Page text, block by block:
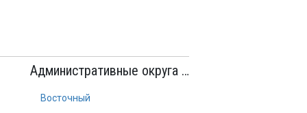
Административные округа Москвы:
Восточный